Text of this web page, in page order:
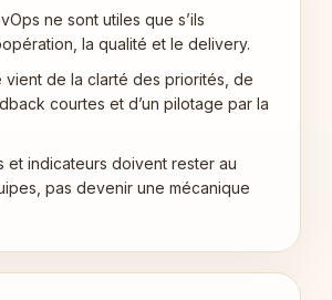
ne sont utiles que s’ils
la qualité et le delivery.
vient de la clarté des priorités, de
courtes et d’un pilotage par la
et indicateurs doivent rester au
pas devenir une mécanique